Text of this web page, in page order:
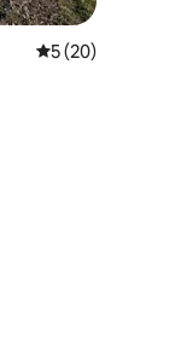
Calificación
5 (20)